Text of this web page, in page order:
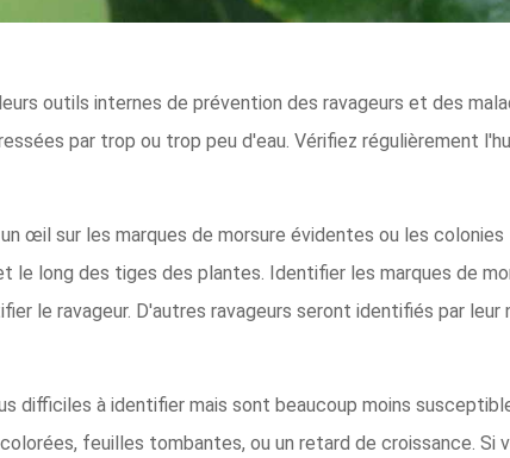
outils internes de prévention des ravageurs et des
par trop ou trop peu d'eau. Vérifiez régulièrement
œil sur les marques de morsure évidentes ou les colonies
long des tiges des plantes. Identifier les marques de
le ravageur. D'autres ravageurs seront identifiés par leur
difficiles à identifier mais sont beaucoup moins
feuilles tombantes, ou un retard de croissance. Si